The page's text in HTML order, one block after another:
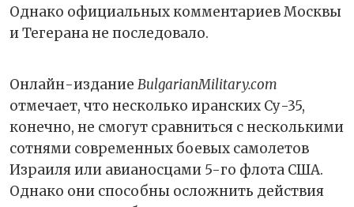
Однако официальных комментариев Москвы
и Тегерана не последовало.
Онлайн-издание BulgarianMilitary.com
отмечает, что несколько иранских Су-35,
конечно, не смогут сравниться с несколькими
сотнями современных боевых самолетов
Израиля или авианосцами 5-го флота США.
Однако они способны осложнить действия